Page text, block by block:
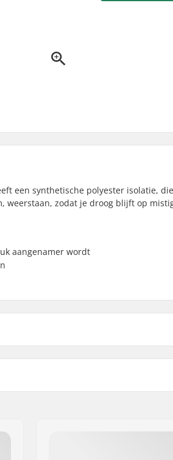
een synthetische polyester isolatie,
weerstaan, zodat je droog blijft op
aangenamer wordt
Ademend vermogen:
Membraan: